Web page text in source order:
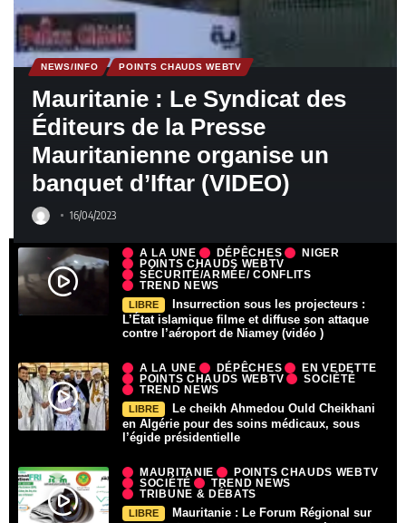
NEWS/INFO POINTS CHAUDS WEBTV
Mauritanie : Le Syndicat des
Éditeurs de la Presse
Mauritanienne organise un
banquet d’Iftar (VIDEO)
16/04/2023
A LA UNE DÉPÊCHES
NIGER
POINTS CHAUDS WEBTV
SÉCURITÉ/ARMÉE/ CONFLITS
TREND NEWS
LIBRE
Insurrection sous les projecteurs :
L’État islamique filme et diffuse son attaque
contre l’aéroport de Niamey (vidéo )
A LA UNE DÉPÊCHES
EN VEDETTE
POINTS CHAUDS WEBTV
SOCIÉTÉ
TREND NEWS
LIBRE
Le cheikh Ahmedou Ould Cheikhani
en Algérie pour des soins médicaux, sous
l’égide présidentielle
MAURITANIE
POINTS CHAUDS WEBTV
SOCIÉTÉ
TREND NEWS
TRIBUNE & DÉBATS
LIBRE
Mauritanie : Le Forum Régional sur